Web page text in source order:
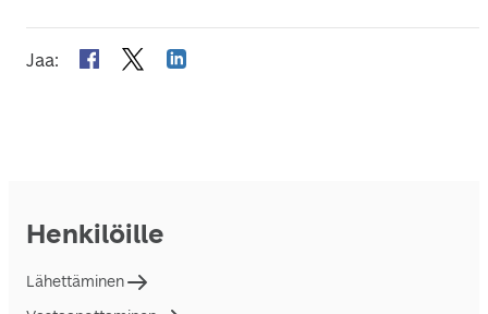
Jaa:
Henkilöille
Lähettäminen